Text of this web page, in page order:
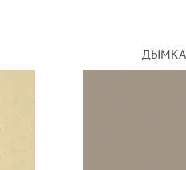
ДЫМКА